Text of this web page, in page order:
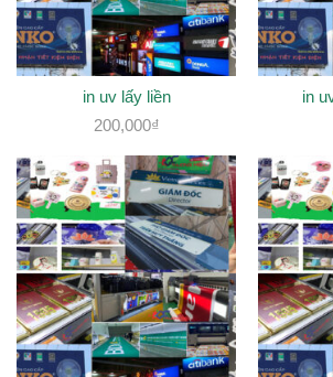
in uv lấy liền
200,000₫
in